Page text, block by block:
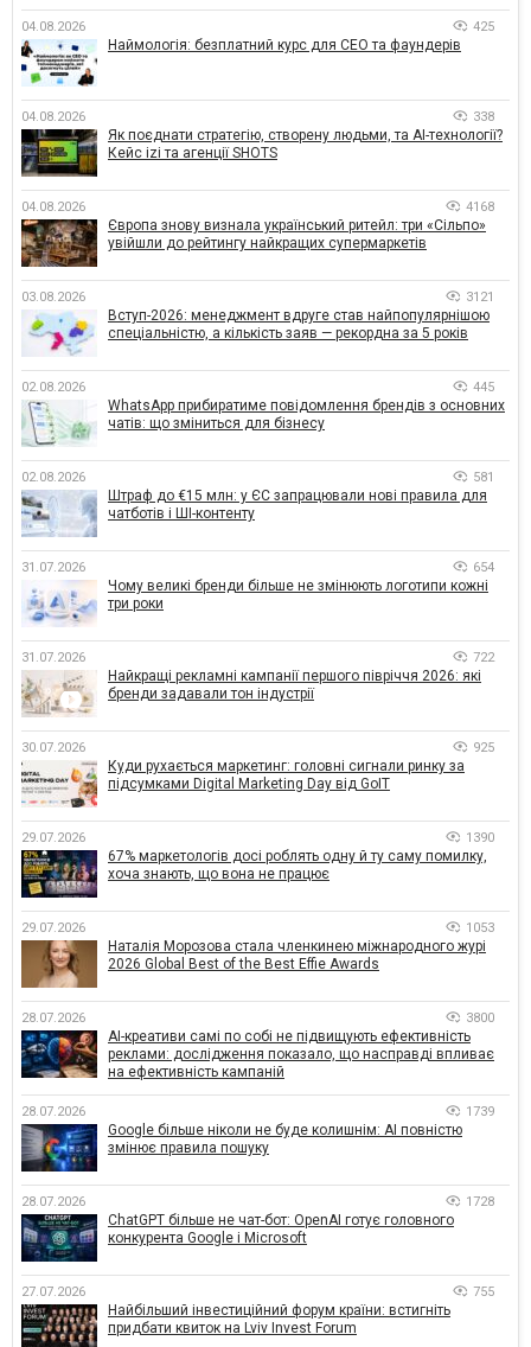
04.08.2026 425
Наймологія: безплатний курс для CEO та фаундерів
04.08.2026 338
Як поєднати стратегію, створену людьми, та AI-технології?
Кейс izi та агенції SHOTS
04.08.2026 4168
Європа знову визнала український ритейл: три «Сільпо»
увійшли до рейтингу найкращих супермаркетів
03.08.2026 3121
Вступ-2026: менеджмент вдруге став найпопулярнішою
спеціальністю, а кількість заяв — рекордна за 5 років
02.08.2026 445
WhatsApp прибиратиме повідомлення брендів з основних
чатів: що зміниться для бізнесу
02.08.2026 581
Штраф до €15 млн: у ЄС запрацювали нові правила для
чатботів і ШІ-контенту
31.07.2026 654
Чому великі бренди більше не змінюють логотипи кожні
три роки
31.07.2026 722
Найкращі рекламні кампанії першого півріччя 2026: які
бренди задавали тон індустрії
30.07.2026 925
Куди рухається маркетинг: головні сигнали ринку за
підсумками Digital Marketing Day від GoIT
29.07.2026 1390
67% маркетологів досі роблять одну й ту саму помилку,
хоча знають, що вона не працює
29.07.2026 1053
Наталія Морозова стала членкинею міжнародного журі
2026 Global Best of the Best Effie Awards
28.07.2026 3800
AI-креативи самі по собі не підвищують ефективність
реклами: дослідження показало, що насправді впливає
на ефективність кампаній
28.07.2026 1739
Google більше ніколи не буде колишнім: AI повністю
змінює правила пошуку
28.07.2026 1728
ChatGPT більше не чат-бот: OpenAI готує головного
конкурента Google і Microsoft
27.07.2026 755
Найбільший інвестиційний форум країни: встигніть
придбати квиток на Lviv Invest Forum